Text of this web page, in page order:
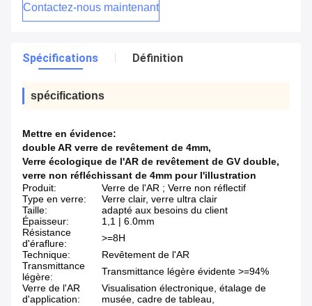
Contactez-nous maintenant
Spécifications Définition
spécifications
Mettre en évidence:
double AR verre de revêtement de 4mm,
Verre écologique de l'AR de revêtement de GV double,
verre non réfléchissant de 4mm pour l'illustration
Produit:
Verre de l'AR ; Verre non réflectif
Type en verre:
Verre clair, verre ultra clair
Taille:
adapté aux besoins du client
Épaisseur:
1,1 | 6.0mm
Résistance
d'éraflure:
>=8H
Technique:
Revêtement de l'AR
Transmittance
légère:
Transmittance légère évidente >=94%
Verre de l'AR
d'application:
Visualisation électronique, étalage de
musée, cadre de tableau,